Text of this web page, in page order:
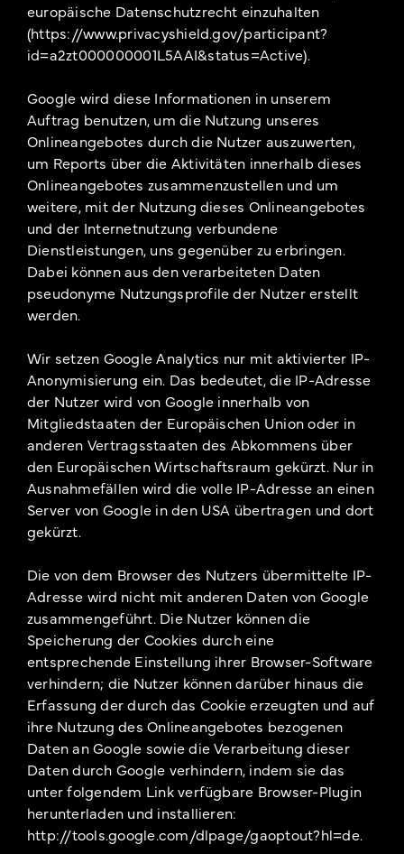
europäische Datenschutzrecht einzuhalten
(https://www.privacyshield.gov/participant?
id=a2zt000000001L5AAI&status=Active).
Google wird diese Informationen in unserem
Auftrag benutzen, um die Nutzung unseres
Onlineangebotes durch die Nutzer auszuwerten,
um Reports über die Aktivitäten innerhalb dieses
Onlineangebotes zusammenzustellen und um
weitere, mit der Nutzung dieses Onlineangebotes
und der Internetnutzung verbundene
Dienstleistungen, uns gegenüber zu erbringen.
Dabei können aus den verarbeiteten Daten
pseudonyme Nutzungsprofile der Nutzer erstellt
werden.
Wir setzen Google Analytics nur mit aktivierter IP-
Anonymisierung ein. Das bedeutet, die IP-Adresse
der Nutzer wird von Google innerhalb von
Mitgliedstaaten der Europäischen Union oder in
anderen Vertragsstaaten des Abkommens über
den Europäischen Wirtschaftsraum gekürzt. Nur in
Ausnahmefällen wird die volle IP-Adresse an einen
Server von Google in den USA übertragen und dort
gekürzt.
Die von dem Browser des Nutzers übermittelte IP-
Adresse wird nicht mit anderen Daten von Google
zusammengeführt. Die Nutzer können die
Speicherung der Cookies durch eine
entsprechende Einstellung ihrer Browser-Software
verhindern; die Nutzer können darüber hinaus die
Erfassung der durch das Cookie erzeugten und auf
ihre Nutzung des Onlineangebotes bezogenen
Daten an Google sowie die Verarbeitung dieser
Daten durch Google verhindern, indem sie das
unter folgendem Link verfügbare Browser-Plugin
herunterladen und installieren:
http://tools.google.com/dlpage/gaoptout?hl=de.